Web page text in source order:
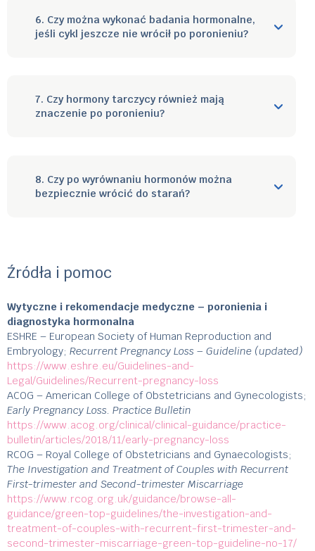
6. Czy można wykonać badania hormonalne,
jeśli cykl jeszcze nie wrócił po poronieniu?
7. Czy hormony tarczycy również mają
znaczenie po poronieniu?
8. Czy po wyrównaniu hormonów można
bezpiecznie wrócić do starań?
Źródła i pomoc
Wytyczne i rekomendacje medyczne – poronienia i
diagnostyka hormonalna
ESHRE – European Society of Human Reproduction and
Embryology; Recurrent Pregnancy Loss – Guideline (updated)
https://www.eshre.eu/Guidelines-and-
Legal/Guidelines/Recurrent-pregnancy-loss
ACOG – American College of Obstetricians and Gynecologists;
Early Pregnancy Loss. Practice Bulletin
https://www.acog.org/clinical/clinical-guidance/practice-
bulletin/articles/2018/11/early-pregnancy-loss
RCOG – Royal College of Obstetricians and Gynaecologists;
The Investigation and Treatment of Couples with Recurrent
First-trimester and Second-trimester Miscarriage
https://www.rcog.org.uk/guidance/browse-all-
guidance/green-top-guidelines/the-investigation-and-
treatment-of-couples-with-recurrent-first-trimester-and-
second-trimester-miscarriage-green-top-guideline-no-17/